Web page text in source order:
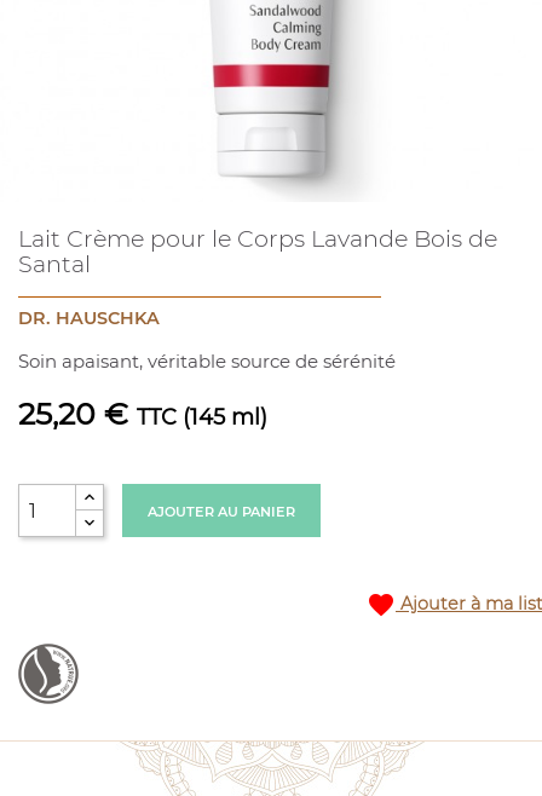
Lait Crème pour le Corps Lavande Bois de
Santal
DR. HAUSCHKA
Soin apaisant, véritable source de sérénité
25,20 € TTC (145 ml)
AJOUTER AU PANIER
favorite Ajouter à ma